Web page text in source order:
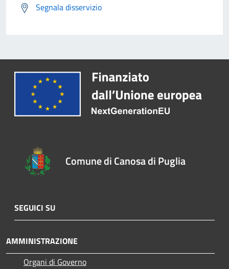
Segnala disservizio
Comune di Canosa di Puglia
SEGUICI SU
AMMINISTRAZIONE
Organi di Governo